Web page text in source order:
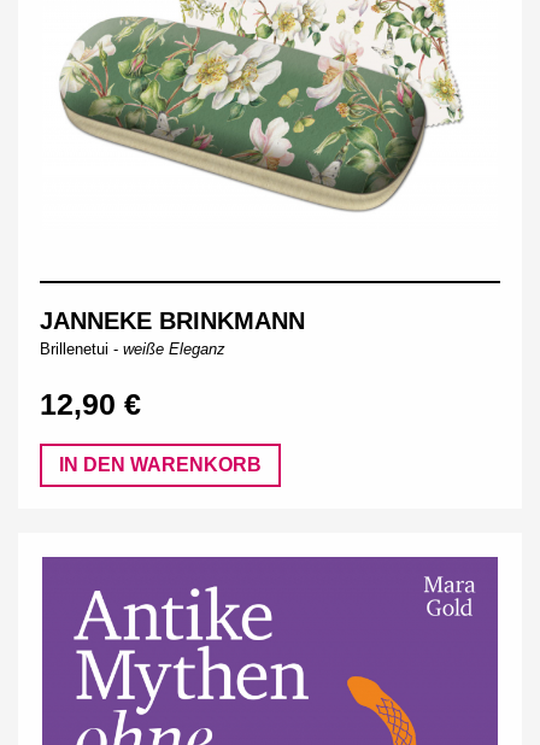
JANNEKE BRINKMANN
Brillenetui - weiße Eleganz
12,90 €
IN DEN WARENKORB